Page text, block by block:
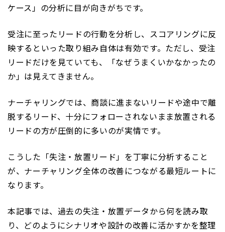
ケース」の分析に目が向きがちです。
受注に至ったリードの行動を分析し、スコアリングに反
映するといった取り組み自体は有効です。ただし、受注
リードだけを見ていても、「なぜうまくいかなかったの
か」は見えてきません。
ナーチャリングでは、商談に進まないリードや途中で離
脱するリード、十分にフォローされないまま放置される
リードの方が圧倒的に多いのが実情です。
こうした「失注・放置リード」を丁寧に分析すること
が、ナーチャリング全体の改善につながる最短ルートに
なります。
本記事では、過去の失注・放置データから何を読み取
り、どのようにシナリオや設計の改善に活かすかを整理